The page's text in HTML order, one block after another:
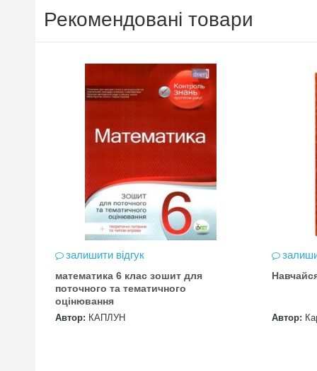
Рекомендовані товари
залишити відгук
математика 6 клас зошит для
поточного та тематичного
оцінювання
Автор: КАПЛУН Автор: